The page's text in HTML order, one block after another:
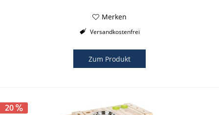
Merken
Versandkostenfrei
Zum Produkt
20